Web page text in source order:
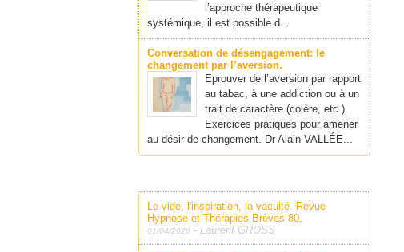
l’approche thérapeutique
systémique, il est possible d...
Conversation de désengagement: le
changement par l’aversion.
Eprouver de l’aversion par rapport
au tabac, à une addiction ou à un
trait de caractère (colère, etc.).
Exercices pratiques pour amener
au désir de changement. Dr Alain VALLÉE...
Le vide, l'inspiration, la vacuité. Revue
Hypnose et Thérapies Brèves 80.
01/04/2026 - Laurent GROSS